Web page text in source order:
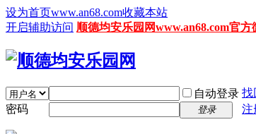
设为首页www.an68.com收藏本站
开启辅助访问 顺德均安乐园网www.an68.com官方
自动登录 找
密码
登录 注